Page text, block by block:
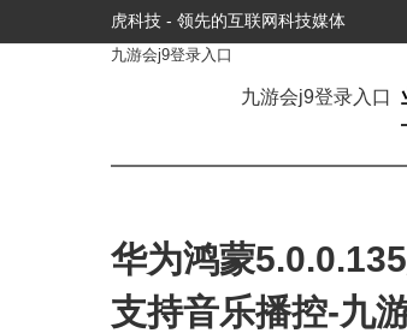
虎科技 - 领先的互联网科技媒体
九游会j9登录入口
九游会j9登录入口
华为鸿蒙
支持音乐播控-九